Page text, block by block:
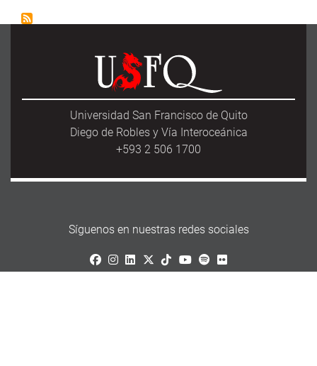
Universidad San Francisco de Quito
Diego de Robles y Vía Interoceánica
+593 2 506 1700
Síguenos en nuestras redes sociales